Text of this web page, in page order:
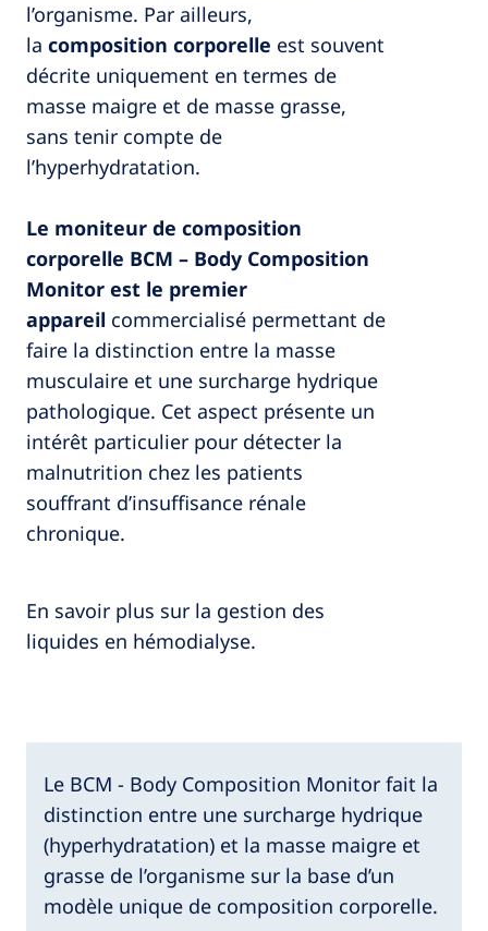
l’organisme. Par ailleurs,
la composition corporelle est souvent
décrite uniquement en termes de
masse maigre et de masse grasse,
sans tenir compte de
l’hyperhydratation.
Le moniteur de composition
corporelle BCM – Body Composition
Monitor est le premier
appareil commercialisé permettant de
faire la distinction entre la masse
musculaire et une surcharge hydrique
pathologique. Cet aspect présente un
intérêt particulier pour détecter la
malnutrition chez les patients
souffrant d’insuffisance rénale
chronique.
En savoir plus sur la gestion des
liquides en hémodialyse.
Le BCM - Body Composition Monitor fait la
distinction entre une surcharge hydrique
(hyperhydratation) et la masse maigre et
grasse de l’organisme sur la base d’un
modèle unique de composition corporelle.